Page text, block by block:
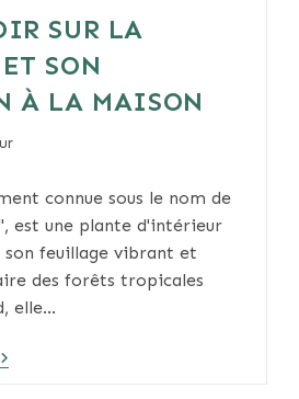
SUR LA
SON
À LA MAISON
connue sous le nom de
est une plante d'intérieur
feuillage vibrant et
des forêts tropicales
elle…